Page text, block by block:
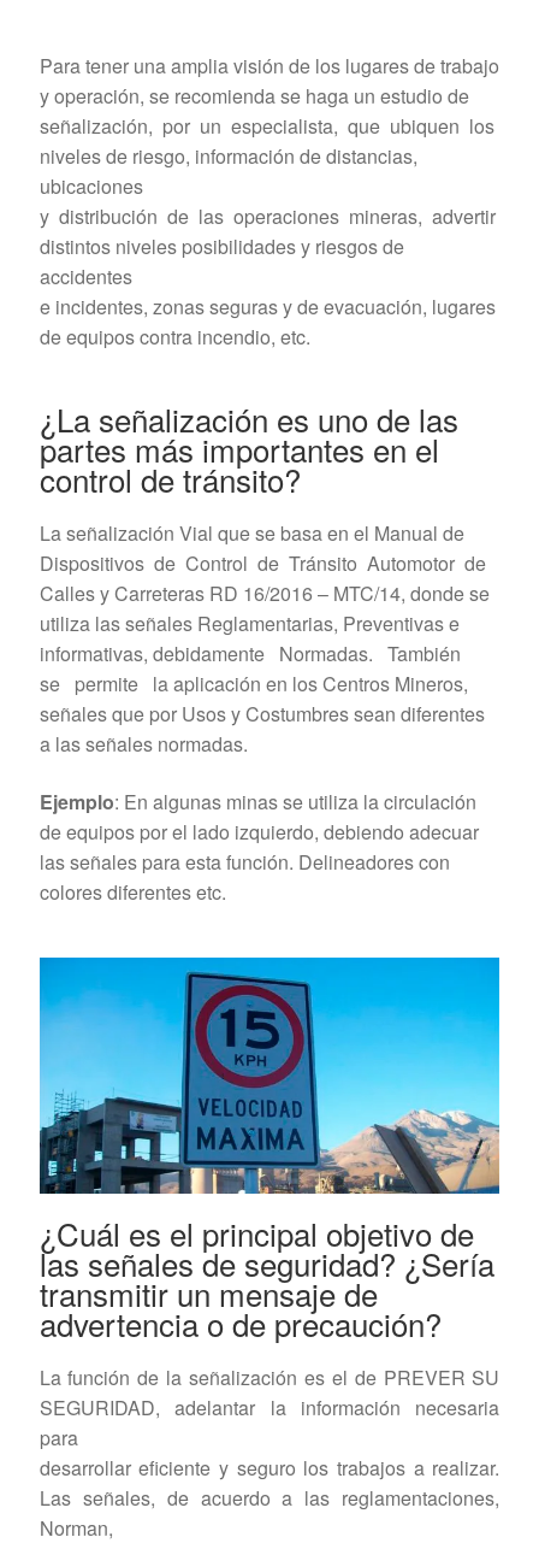
Para tener una amplia visión de los lugares de trabajo
y operación, se recomienda se haga un estudio de
señalización, por un especialista, que ubiquen los
niveles de riesgo, información de distancias,
ubicaciones
y distribución de las operaciones mineras, advertir
distintos niveles posibilidades y riesgos de
accidentes
e incidentes, zonas seguras y de evacuación, lugares
de equipos contra incendio, etc.
¿La señalización es uno de las
partes más importantes en el
control de tránsito?
La señalización Vial que se basa en el Manual de
Dispositivos de Control de Tránsito Automotor de
Calles y Carreteras RD 16/2016 – MTC/14, donde se
utiliza las señales Reglamentarias, Preventivas e
informativas, debidamente Normadas. También
se permite la aplicación en los Centros Mineros,
señales que por Usos y Costumbres sean diferentes
a las señales normadas.
Ejemplo: En algunas minas se utiliza la circulación
de equipos por el lado izquierdo, debiendo adecuar
las señales para esta función. Delineadores con
colores diferentes etc.
¿Cuál es el principal objetivo de
las señales de seguridad? ¿Sería
transmitir un mensaje de
advertencia o de precaución?
La función de la señalización es el de PREVER SU
SEGURIDAD, adelantar la información necesaria
para
desarrollar eficiente y seguro los trabajos a realizar.
Las señales, de acuerdo a las reglamentaciones,
Norman,